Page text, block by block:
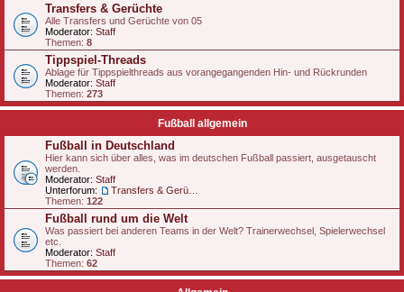
Transfers & Gerüchte
Alle Transfers und Gerüchte von 05
Moderator: Staff
Themen: 8
Tippspiel-Threads
Ablage für Tippspielthreads aus vorangegangenden Hin- und Rückrunden
Moderator: Staff
Themen: 273
Fußball allgemein
Fußball in Deutschland
Hier kann sich über alles, was im deutschen Fußball passiert, ausgetauscht
werden.
Moderator: Staff
Unterforum:
Themen: 122
Fußball rund um die Welt
Was passiert bei anderen Teams in der Welt? Trainerwechsel, Spielerwechsel
etc.
Moderator: Staff
Themen: 62